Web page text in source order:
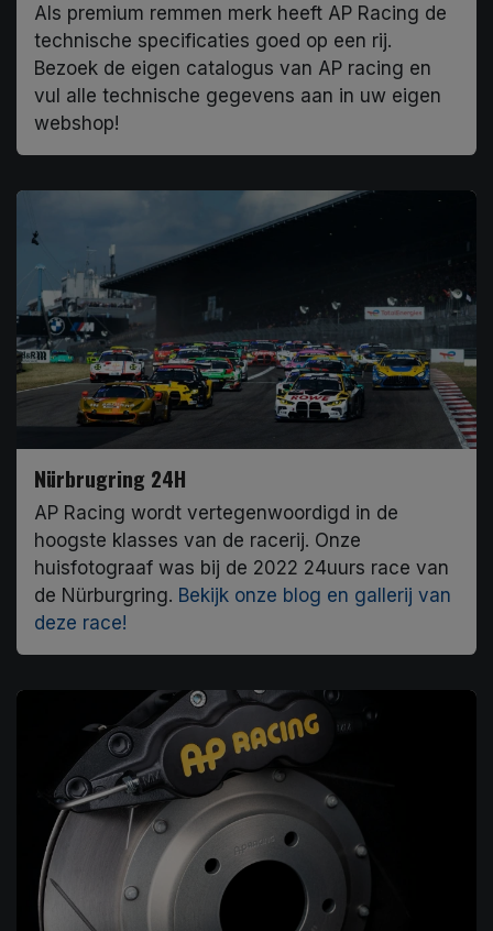
Als premium remmen merk heeft AP Racing de
technische specificaties goed op een rij.
Bezoek de eigen catalogus van AP racing en
vul alle technische gegevens aan in uw eigen
webshop!
Nürbrugring 24H
AP Racing wordt vertegenwoordigd in de
hoogste klasses van de racerij. Onze
huisfotograaf was bij de 2022 24uurs race van
de Nürburgring. Bekijk onze blog en gallerij van
deze race!